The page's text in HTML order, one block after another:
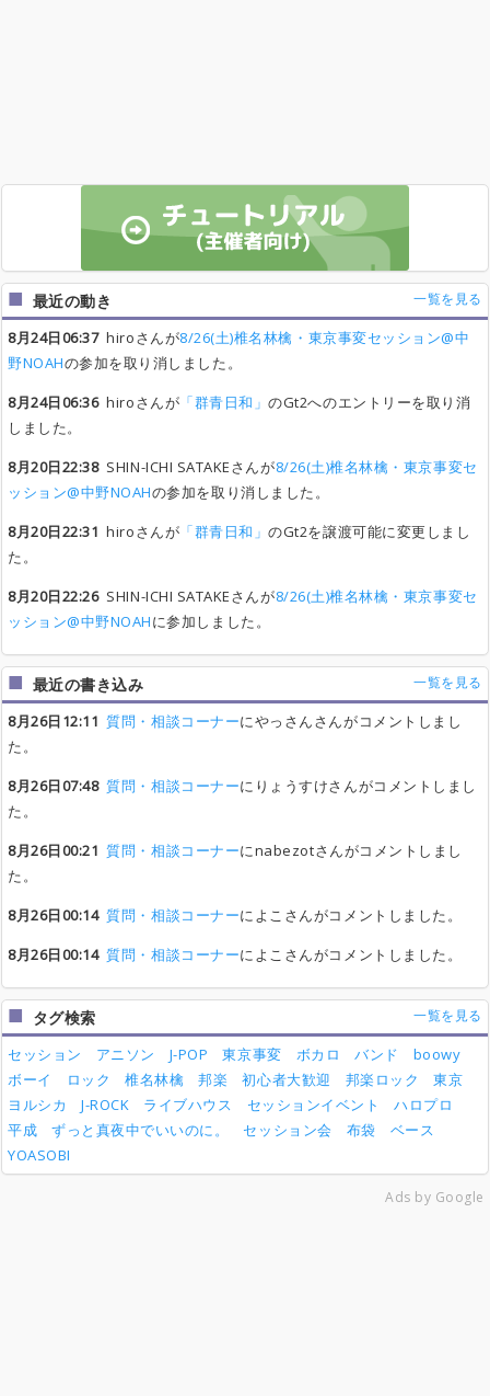
最近の動き 一覧を見る
8月24日06:37hiroさんが8/26(土)椎名林檎・東京事変セッション@中
野NOAHの参加を取り消しました。
8月24日06:36hiroさんが 「群青日和」のGt2へのエントリーを取り消
しました。
8月20日22:38SHIN-ICHI SATAKEさんが8/26(土)椎名林檎・東京事変セ
ッション@中野NOAHの参加を取り消しました。
8月20日22:31 hiroさんが 「群青日和」のGt2を譲渡可能に変更しまし
た。
8月20日22:26SHIN-ICHI SATAKEさんが8/26(土)椎名林檎・東京事変セ
ッション@中野NOAHに参加しました。
最近の書き込み 一覧を見る
8月26日12:11 質問・相談コーナーにやっさんさんがコメントしまし
た。
8月26日07:48 質問・相談コーナーにりょうすけさんがコメントしまし
た。
8月26日00:21 質問・相談コーナーにnabezotさんがコメントしまし
た。
8月26日00:14 質問・相談コーナーによこさんがコメントしました。
8月26日00:14 質問・相談コーナーによこさんがコメントしました。
タグ検索 一覧を見る
セッション アニソン J-POP 東京事変 ボカロ バンド
boowy
ボーイ
ロック 椎名林檎 邦楽 初心者大歓迎 邦楽ロック
東京
ヨルシカ
J-ROCK ライブハウス セッションイベント
ハロプロ
平成
ずっと真夜中でいいのに。 セッション会 布袋
ベース
YOASOBI
Ads by Google